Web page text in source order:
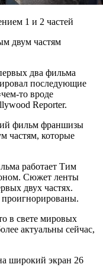
1 и 2 частей
двум частям
два фильма
последующие
то вроде
Reporter.
фильм франшизы
частям, которые
работает Тим
Сюжет ленты
двух частях.
в свете мировых
актуальны сейчас,
широкий экран 26